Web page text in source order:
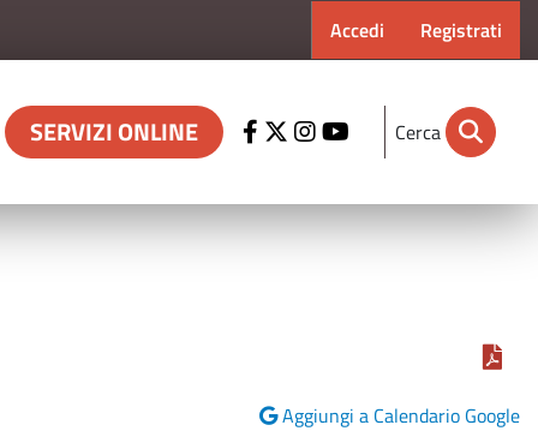
Menu profilo
Accedi Registrati
SERVIZI ONLINE Cerca
Aggiungi a Calendario Google